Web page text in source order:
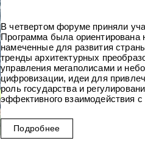
В четвертом форуме приняли
Программа была ориентирована
намеченные для развития
тренды архитектурных
управления мегаполисами и
цифровизации, идеи для
роль государства и
эффективного взаимодействия
Подробнее